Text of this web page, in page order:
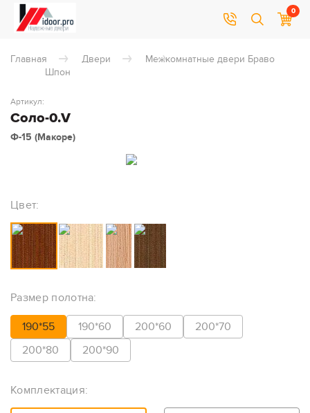
0
Главная Двери
Межкомнатные двери Браво
Шпон
Соло-0.V
Артикул:
Ф-15 (Макоре)
Цвет:
Размер полотна:
190*55 190*60 200*60
200*70
200*80
200*90
Комплектация: